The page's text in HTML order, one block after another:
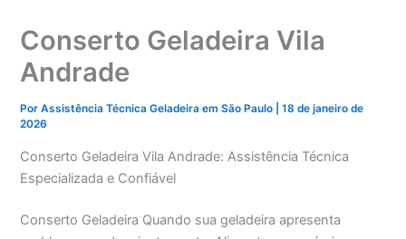
Conserto Geladeira Vila
Andrade
PorAssistência Técnica Geladeira em São Paulo |18 de janeiro de
2026
Conserto Geladeira Vila Andrade: Assistência Técnica
Especializada e Confiável
Conserto Geladeira Quando sua geladeira apresenta